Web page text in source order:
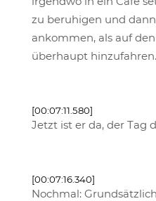
zu beruhigen und
ankommen, als auf
überhaupt hinzufahren.
[00:07:11.580]
Jetzt ist er da, der Tag
[00:07:16.340]
Nochmal: